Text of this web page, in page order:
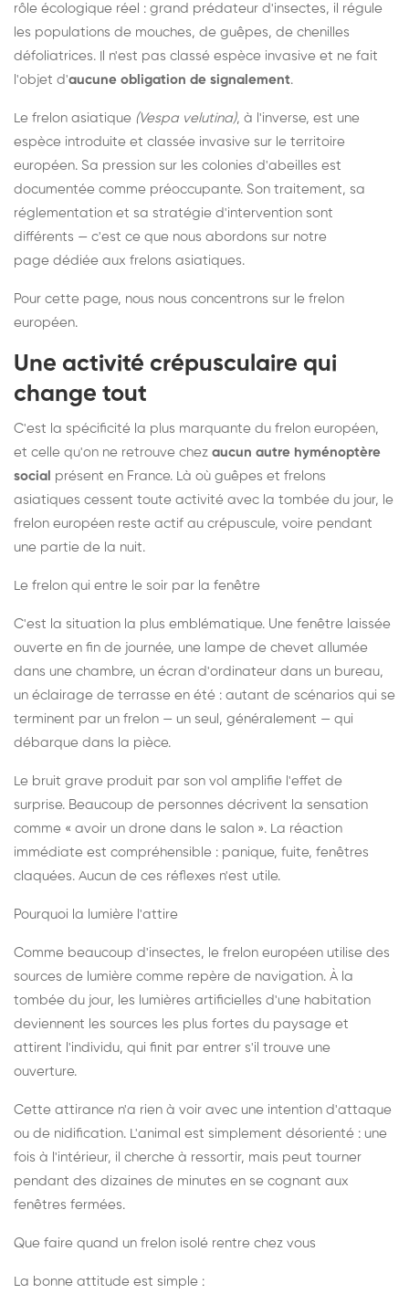
rôle écologique réel : grand prédateur d'insectes, il régule
les populations de mouches, de guêpes, de chenilles
défoliatrices. Il n'est pas classé espèce invasive et ne fait
l'objet d'aucune obligation de signalement.
Le frelon asiatique (Vespa velutina), à l'inverse, est une
espèce introduite et classée invasive sur le territoire
européen. Sa pression sur les colonies d'abeilles est
documentée comme préoccupante. Son traitement, sa
réglementation et sa stratégie d'intervention sont
différents — c'est ce que nous abordons sur notre
page dédiée aux frelons asiatiques.
Pour cette page, nous nous concentrons sur le frelon
européen.
Une activité crépusculaire qui
change tout
C'est la spécificité la plus marquante du frelon européen,
et celle qu'on ne retrouve chez aucun autre hyménoptère
social présent en France. Là où guêpes et frelons
asiatiques cessent toute activité avec la tombée du jour, le
frelon européen reste actif au crépuscule, voire pendant
une partie de la nuit.
Le frelon qui entre le soir par la fenêtre
C'est la situation la plus emblématique. Une fenêtre laissée
ouverte en fin de journée, une lampe de chevet allumée
dans une chambre, un écran d'ordinateur dans un bureau,
un éclairage de terrasse en été : autant de scénarios qui se
terminent par un frelon — un seul, généralement — qui
débarque dans la pièce.
Le bruit grave produit par son vol amplifie l'effet de
surprise. Beaucoup de personnes décrivent la sensation
comme « avoir un drone dans le salon ». La réaction
immédiate est compréhensible : panique, fuite, fenêtres
claquées. Aucun de ces réflexes n'est utile.
Pourquoi la lumière l'attire
Comme beaucoup d'insectes, le frelon européen utilise des
sources de lumière comme repère de navigation. À la
tombée du jour, les lumières artificielles d'une habitation
deviennent les sources les plus fortes du paysage et
attirent l'individu, qui finit par entrer s'il trouve une
ouverture.
Cette attirance n'a rien à voir avec une intention d'attaque
ou de nidification. L'animal est simplement désorienté : une
fois à l'intérieur, il cherche à ressortir, mais peut tourner
pendant des dizaines de minutes en se cognant aux
fenêtres fermées.
Que faire quand un frelon isolé rentre chez vous
La bonne attitude est simple :